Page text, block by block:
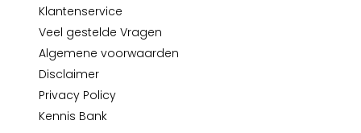
Klantenservice
Veel gestelde Vragen
Algemene voorwaarden
Disclaimer
Privacy Policy
Kennis Bank